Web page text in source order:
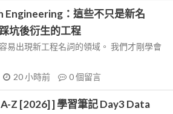
Engineering：這些不只是新名
坑後衍生的工程
易出現新工程名詞的領域。 我們才剛學會
20 小時前 0個留言
Z [2026] ] 學習筆記 Day3 Data